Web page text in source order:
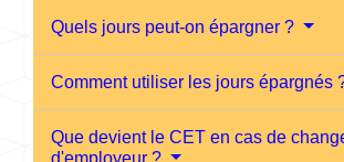
Quels jours peut-on épargner ?
Comment utiliser les jours épargnés
Que devient le CET en cas de